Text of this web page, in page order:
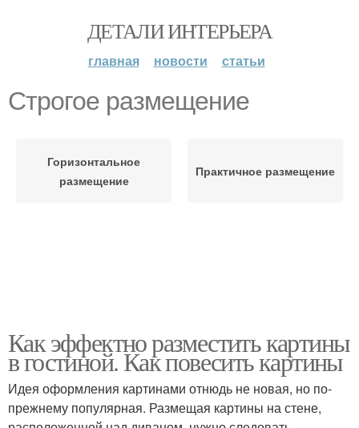
ДЕТАЛИ ИНТЕРЬЕРА
главная новости статьи
Строгое размещение
Горизонтальное
размещение
Практичное размещение
Как эффектно разместить картины
в гостиной. Как повесить картины
Идея оформления картинами отнюдь не новая, но по-
прежнему популярная. Размещая картины на стене,